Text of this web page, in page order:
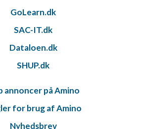
GoLearn.dk
SAC-IT.dk
Dataloen.dk
SHUP.dk
annoncer på Amino
for brug af Amino
Nyhedsbrev